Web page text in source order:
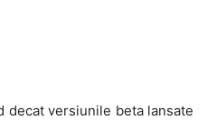
decat versiunile beta lansate